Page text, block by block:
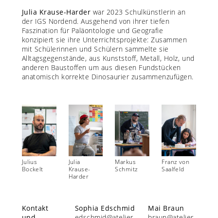
Julia Krause-Harder war 2023 Schulkünstlerin an
der IGS Nordend. Ausgehend von ihrer tiefen
Faszination für Paläontologie und Geografie
konzipiert sie ihre Unterrichtsprojekte: Zusammen
mit Schülerinnen und Schülern sammelte sie
Alltagsgegenstände, aus Kunststoff, Metall, Holz, und
anderen Baustoffen um aus diesen Fundstücken
anatomisch korrekte Dinosaurier zusammenzufügen.
Julius
Bockelt
Julia
Krause-
Harder
Markus
Schmitz
Franz von
Saalfeld
Kontakt
Sophia Edschmid
Mai Braun